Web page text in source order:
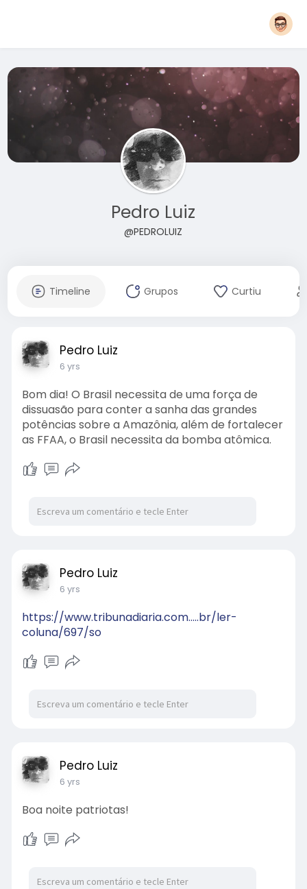
Pedro Luiz
@PEDROLUIZ
Timeline Grupos Curtiu
Pedro Luiz
6 yrs
Bom dia! O Brasil necessita de uma força de
dissuasão para conter a sanha das grandes
potências sobre a Amazônia, além de fortalecer
as FFAA, o Brasil necessita da bomba atômica.
Pedro Luiz
6 yrs
https://www.tribunadiaria.com.....br/ler-
coluna/697/so
Pedro Luiz
6 yrs
Boa noite patriotas!